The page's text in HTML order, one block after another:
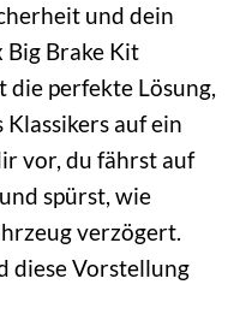
und dein
Big Brake Kit
perfekte Lösung,
auf ein
vor, du fährst auf
spürst, wie
verzögert.
diese Vorstellung